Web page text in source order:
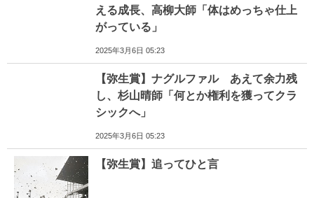
える成長、高柳大師「体はめっちゃ仕上
がっている」
2025年3月6日 05:23
【弥生賞】ナグルファル あえて余力残
し、杉山晴師「何とか権利を獲ってクラ
シックへ」
2025年3月6日 05:23
【弥生賞】追ってひと言